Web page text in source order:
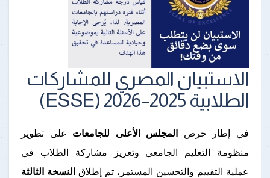
الاستبيان المصري للمشاركات
الطلابية 2025–2026 (ESSE)
في إطار حرص المجلس الأعلى للجامعات على تطوير
منظومة التعليم الجامعي وتعزيز مشاركة الطلاب في
عملية التقييم والتحسين المستمر، تم إطلاق النسخة الثالثة